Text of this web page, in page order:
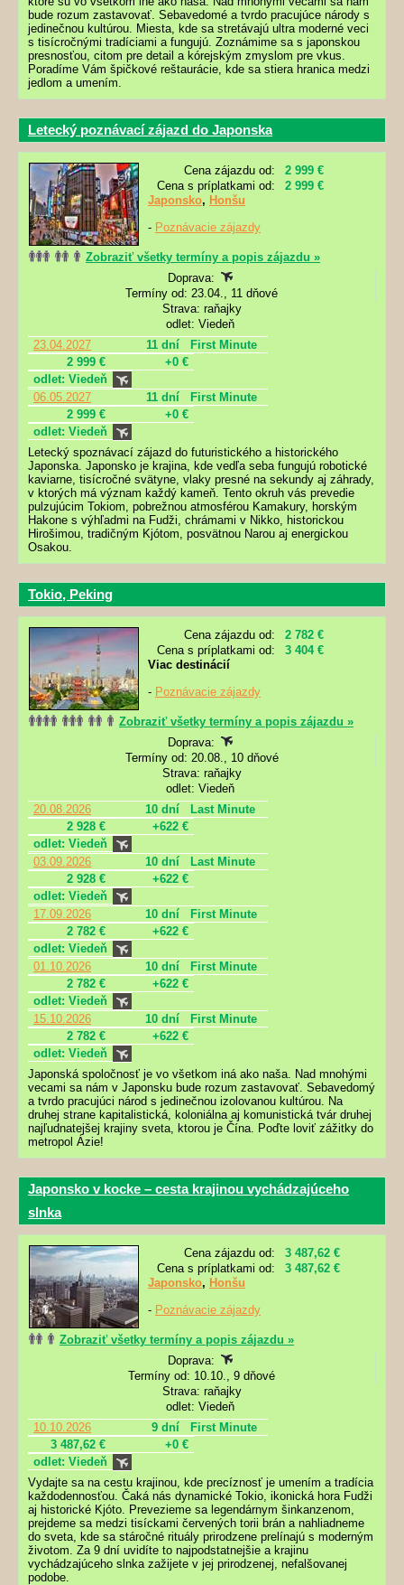
bude rozum zastavovať. Sebavedomé a tvrdo pracujúce národy s
jedinečnou kultúrou. Miesta, kde sa stretávajú ultra moderné veci
s tisícročnými tradíciami a fungujú. Zoznámime sa s japonskou
presnosťou, citom pre detail a kórejským zmyslom pre vkus.
Poradíme Vám špičkové reštaurácie, kde sa stiera hranica medzi
jedlom a umením.
Letecký poznávací zájazd do Japonska
Cena zájazdu od:
2 999 €
Cena s príplatkami od:
2 999 €
Japonsko, Honšu
- Poznávacie zájazdy
Zobraziť všetky termíny a popis zájazdu »
Doprava:
Termíny od: 23.04., 11 dňové
Strava: raňajky
odlet: Viedeň
23.04.2027
11 dní
First Minute
2 999 €
+0 €
odlet: Viedeň
06.05.2027
11 dní
First Minute
2 999 €
+0 €
odlet: Viedeň
Letecký spoznávací zájazd do futuristického a historického
Japonska. Japonsko je krajina, kde vedľa seba fungujú robotické
kaviarne, tisícročné svätyne, vlaky presné na sekundy aj záhrady,
v ktorých má význam každý kameň. Tento okruh vás prevedie
pulzujúcim Tokiom, pobrežnou atmosférou Kamakury, horským
Hakone s výhľadmi na Fudži, chrámami v Nikko, historickou
Hirošimou, tradičným Kjótom, posvätnou Narou aj energickou
Osakou.
Tokio, Peking
Cena zájazdu od:
2 782 €
Cena s príplatkami od:
3 404 €
Viac destinácií
- Poznávacie zájazdy
Zobraziť všetky termíny a popis zájazdu »
Doprava:
Termíny od: 20.08., 10 dňové
Strava: raňajky
odlet: Viedeň
20.08.2026
10 dní
Last Minute
2 928 €
+622 €
odlet: Viedeň
03.09.2026
10 dní
Last Minute
2 928 €
+622 €
odlet: Viedeň
17.09.2026
10 dní
First Minute
2 782 €
+622 €
odlet: Viedeň
01.10.2026
10 dní
First Minute
2 782 €
+622 €
odlet: Viedeň
15.10.2026
10 dní
First Minute
2 782 €
+622 €
odlet: Viedeň
Japonská spoločnosť je vo všetkom iná ako naša. Nad mnohými
vecami sa nám v Japonsku bude rozum zastavovať. Sebavedomý
a tvrdo pracujúci národ s jedinečnou izolovanou kultúrou. Na
druhej strane kapitalistická, koloniálna aj komunistická tvár druhej
najľudnatejšej krajiny sveta, ktorou je Čína. Poďte loviť zážitky do
metropol Ázie!
Japonsko v kocke – cesta krajinou vychádzajúceho
slnka
Cena zájazdu od:
3 487,62 €
Cena s príplatkami od:
3 487,62 €
Japonsko, Honšu
- Poznávacie zájazdy
Zobraziť všetky termíny a popis zájazdu »
Doprava:
Termíny od: 10.10., 9 dňové
Strava: raňajky
odlet: Viedeň
10.10.2026
9 dní
First Minute
3 487,62 €
+0 €
odlet: Viedeň
Vydajte sa na cestu krajinou, kde precíznosť je umením a tradícia
každodennosťou. Čaká nás dynamické Tokio, ikonická hora Fudži
aj historické Kjóto. Prevezieme sa legendárnym šinkanzenom,
prejdeme sa medzi tisíckami červených torii brán a nahliadneme
do sveta, kde sa stáročné rituály prirodzene prelínajú s moderným
životom. Za 9 dní uvidíte to najpodstatnejšie a krajinu
vychádzajúceho slnka zažijete v jej prirodzenej, nefalšovanej
podobe.